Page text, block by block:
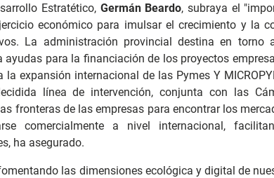
Estratético, Germán Beardo, subraya el
económico para imulsar el crecimiento y la
La administración provincial destina en torno
ayudas para la financiación de los proyectos
la expansión internacional de las Pymes Y
línea de intervención, conjunta con las
fronteras de las empresas para encontrar los
comercialmente a nivel internacional,
ha asegurado.
las dimensiones ecológica y digital de